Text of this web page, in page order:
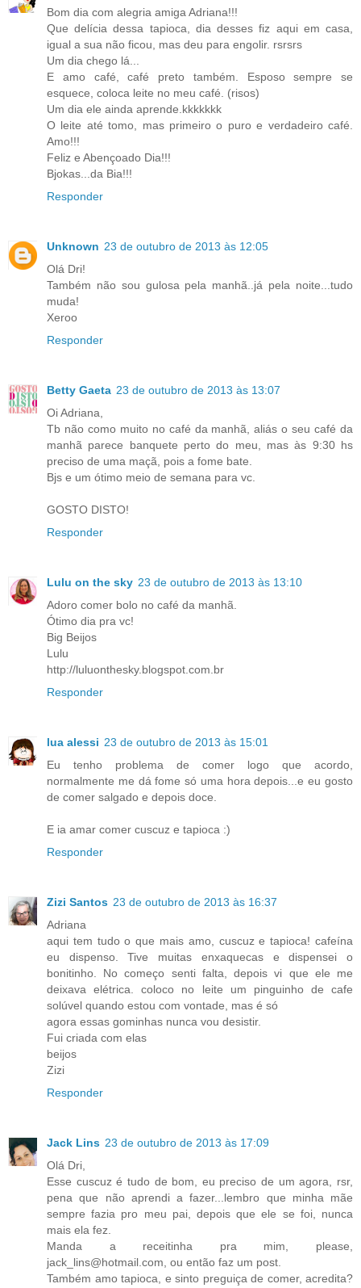
Bom dia com alegria amiga Adriana!!!
Que delícia dessa tapioca, dia desses fiz aqui em casa,
igual a sua não ficou, mas deu para engolir. rsrsrs
Um dia chego lá...
E amo café, café preto também. Esposo sempre se
esquece, coloca leite no meu café. (risos)
Um dia ele ainda aprende.kkkkkkk
O leite até tomo, mas primeiro o puro e verdadeiro café.
Amo!!!
Feliz e Abençoado Dia!!!
Bjokas...da Bia!!!
Responder
Unknown 23 de outubro de 2013 às 12:05
Olá Dri!
Também não sou gulosa pela manhã..já pela noite...tudo
muda!
Xeroo
Responder
Betty Gaeta 23 de outubro de 2013 às 13:07
Oi Adriana,
Tb não como muito no café da manhã, aliás o seu café da
manhã parece banquete perto do meu, mas às 9:30 hs
preciso de uma maçã, pois a fome bate.
Bjs e um ótimo meio de semana para vc.
GOSTO DISTO!
Responder
Lulu on the sky 23 de outubro de 2013 às 13:10
Adoro comer bolo no café da manhã.
Ótimo dia pra vc!
Big Beijos
Lulu
http://luluonthesky.blogspot.com.br
Responder
lua alessi 23 de outubro de 2013 às 15:01
Eu tenho problema de comer logo que acordo,
normalmente me dá fome só uma hora depois...e eu gosto
de comer salgado e depois doce.
E ia amar comer cuscuz e tapioca :)
Responder
Zizi Santos 23 de outubro de 2013 às 16:37
Adriana
aqui tem tudo o que mais amo, cuscuz e tapioca! cafeína
eu dispenso. Tive muitas enxaquecas e dispensei o
bonitinho. No começo senti falta, depois vi que ele me
deixava elétrica. coloco no leite um pinguinho de cafe
solúvel quando estou com vontade, mas é só
agora essas gominhas nunca vou desistir.
Fui criada com elas
beijos
Zizi
Responder
Jack Lins 23 de outubro de 2013 às 17:09
Olá Dri,
Esse cuscuz é tudo de bom, eu preciso de um agora, rsr,
pena que não aprendi a fazer...lembro que minha mãe
sempre fazia pro meu pai, depois que ele se foi, nunca
mais ela fez.
Manda a receitinha pra mim, please,
jack_lins@hotmail.com, ou então faz um post.
Também amo tapioca, e sinto preguiça de comer, acredita?